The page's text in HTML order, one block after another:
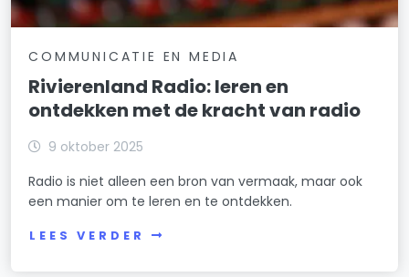
COMMUNICATIE EN MEDIA
Rivierenland Radio: leren en
ontdekken met de kracht van radio
9 oktober 2025
Radio is niet alleen een bron van vermaak, maar ook
een manier om te leren en te ontdekken.
LEES VERDER